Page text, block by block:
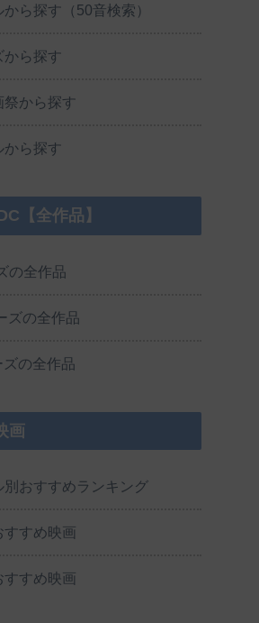
ら探す（50音検索）
から探す
祭から探す
から探す
【全作品】
の全作品
ズの全作品
の全作品
画
別おすすめランキング
すめ映画
すすめ映画